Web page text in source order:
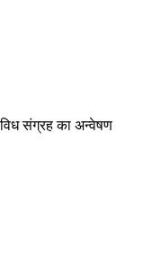
संग्रह का अन्वेषण